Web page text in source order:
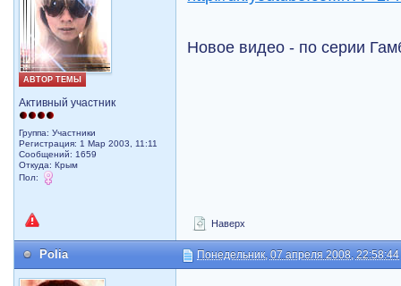
АВТОР ТЕМЫ
Активный участник
Группа: Участники
Регистрация: 1 Мар 2003, 11:11
Сообщений: 1659
Откуда: Крым
Пол:
Новое видео - по серии
Наверх
Polia Понедельник, 07 апреля 2008, 22:58:44